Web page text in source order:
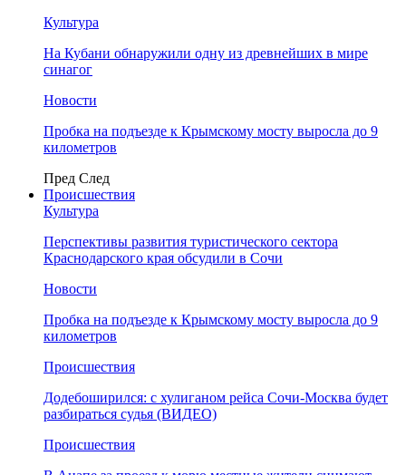
Культура
На Кубани обнаружили одну из древнейших в мире
синагог
Новости
Пробка на подъезде к Крымскому мосту выросла до 9
километров
Пред След
Происшествия
Культура
Перспективы развития туристического сектора
Краснодарского края обсудили в Сочи
Новости
Пробка на подъезде к Крымскому мосту выросла до 9
километров
Происшествия
Додебоширился: с хулиганом рейса Сочи-Москва будет
разбираться судья (ВИДЕО)
Происшествия